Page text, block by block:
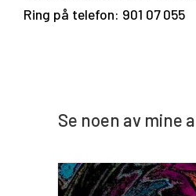
Ring på telefon: 901 07 055
Se noen av mine